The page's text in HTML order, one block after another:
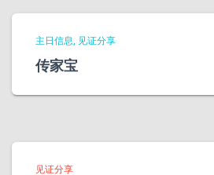
主日信息 见证分享
传家宝
见证分享